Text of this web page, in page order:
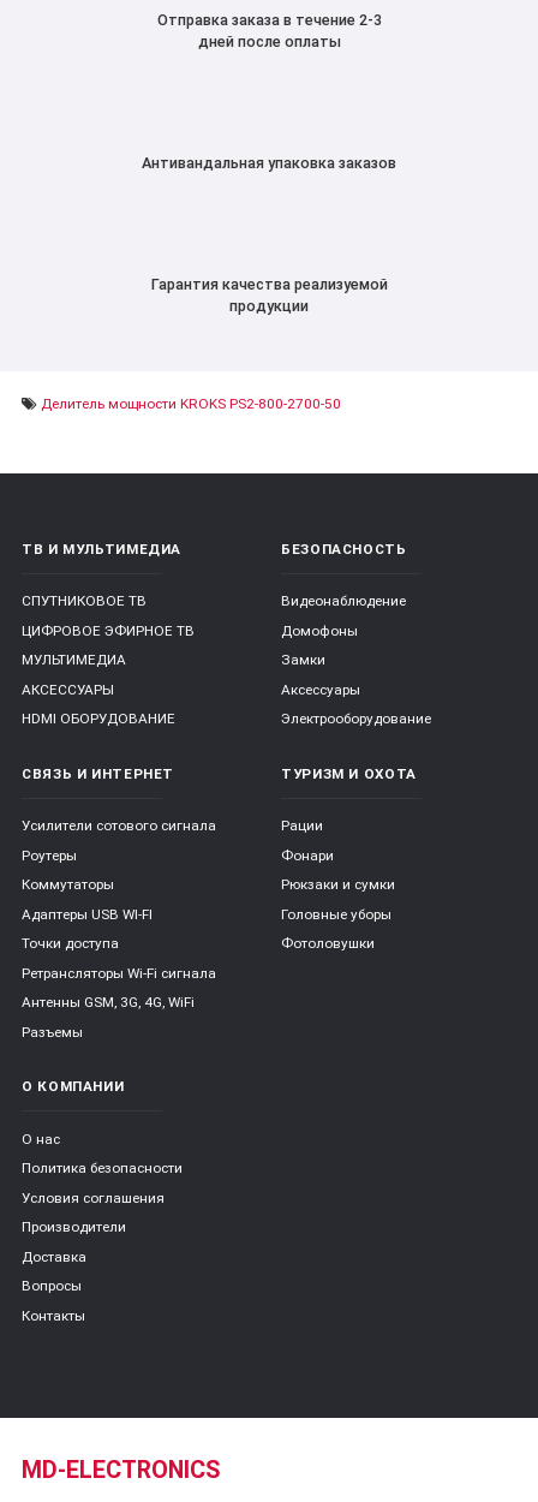
Отправка заказа в течение 2-3
дней после оплаты
Антивандальная упаковка заказов
Гарантия качества реализуемой
продукции
Делитель мощности KROKS PS2-800-2700-50
ТВ И МУЛЬТИМЕДИА
СПУТНИКОВОЕ ТВ
ЦИФРОВОЕ ЭФИРНОЕ ТВ
МУЛЬТИМЕДИА
АКСЕССУАРЫ
HDMI ОБОРУДОВАНИЕ
БЕЗОПАСНОСТЬ
Видеонаблюдение
Домофоны
Замки
Аксессуары
Электрооборудование
СВЯЗЬ И ИНТЕРНЕТ
Усилители сотового сигнала
Роутеры
Коммутаторы
Адаптеры USB WI-FI
Точки доступа
Ретрансляторы Wi-Fi сигнала
Антенны GSM, 3G, 4G, WiFi
Разъемы
ТУРИЗМ И ОХОТА
Рации
Фонари
Рюкзаки и сумки
Головные уборы
Фотоловушки
О КОМПАНИИ
О нас
Политика безопасности
Условия соглашения
Производители
Доставка
Вопросы
Контакты
MD-ELECTRONICS